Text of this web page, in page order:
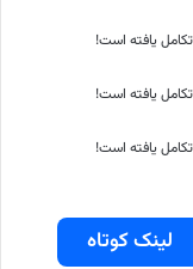
لینک کوتاه